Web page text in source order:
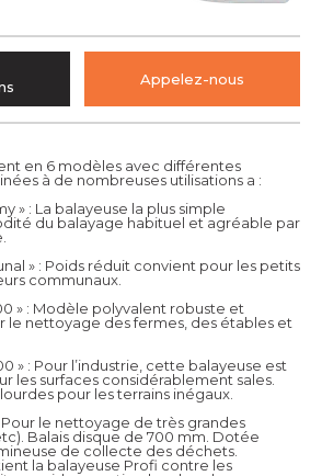
en 6 modèles avec différentes
à de nombreuses utilisations a :
» : La balayeuse la plus simple
du balayage habituel et agréable par
» : Poids réduit convient pour les petits
communaux.
» : Modèle polyvalent robuste et
le nettoyage des fermes, des étables et
» : Pour l’industrie, cette balayeuse est
les surfaces considérablement sales.
pour les terrains inégaux.
: Pour le nettoyage de très grandes
Balais disque de 700 mm. Dotée
de collecte des déchets.
la balayeuse Profi contre les
Appelez-nous